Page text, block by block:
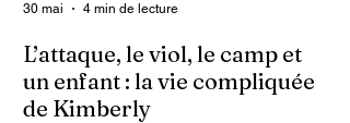
L’attaque, le viol, le camp et
un enfant : la vie compliquée
de Kimberly
30 mai 4 min de lecture